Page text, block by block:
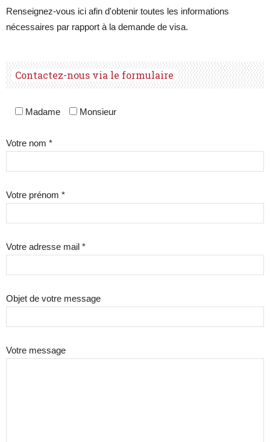
Renseignez-vous ici afin d'obtenir toutes les informations
nécessaires par rapport à la demande de visa.
Contactez-nous via le formulaire
Madame Monsieur
Votre nom *
Votre prénom *
Votre adresse mail *
Objet de votre message
Votre message